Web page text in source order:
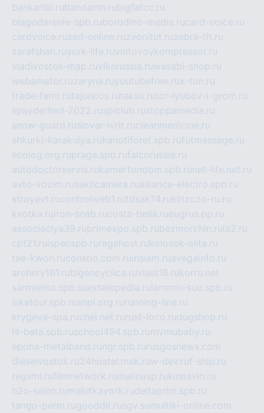
bankaribi.rubandamn.rubigfatcc.ru
blagodarenie-spb.ruborodino-media.rucard-voice.ru
cardvoice.ruzed-online.ruzvonitut.ruzebra-tlt.ru
zarafshan.ruyork-life.ruvintovoykompressor.ru
vladivostok-map.ruvlknrussia.ruwasabi-shop.ru
webamator.ruzaryna.ruyoutubefree.rux-ton.ru
trade-farm.rutajuncos.rutaksu.rutor-lyubov-i-grom.ru
spayderhed-2022.rusplclub.rustoppamedia.ru
snow-guard.ruslovar-ivrit.rucleanmedicine.ru
shkurki-karakulya.rukanotiforet.spb.rututmassage.ru
ecolog.org.rupraga.spb.rufalcorussia.ru
autodoctorservis.rukamertondom.spb.ru net-life.net.ru
avto-vozim.rusakhcamera.rualliance-electro.spb.ru
stroyavt.rucontrolweb1.rutdsak74.rukinzozo-ru.ru
kvotka.ru iron-snab.rucosta-bella.rueugrus.pp.ru
associaciya39.ruprimexpo.spb.rubezmorchin.ru ia2.ru
cpt21.ru ispecspb.ru regahost.rukolosok-elita.ru
tae-kwon.ruconsrio.com.ru insiam.ruavegainfo.ru
archery161.rubigencyclica.ruvlast16.rukorru.net
sarmiento.spb.suextelopedia.ru lammin-suo.spb.ru
iskatour.spb.rusnpi.org.ru running-line.ru
krygeva-spa.ruchel.net.ru rust-loco.rudugshop.ru
hl-beta.spb.ruschool494.spb.ru mymubaby.ru
epoha-metalband.ru ngr.spb.ru rusgosnews.com
dieselvostok.ru24hostel.msk.ruw-dev.ruf-ship.ru
regsmi.rufilmnetwork.ru malinasp.rukinosvin.ru
h2o-salon.ru malutkayork.rudeltaprim.spb.ru
tango-perm.rugooddir.rusgv.su multiki-online.com